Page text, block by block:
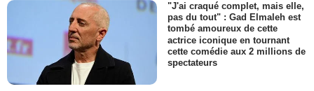
"J'ai craqué complet, mais elle,
pas du tout" : Gad Elmaleh est
tombé amoureux de cette
actrice iconique en tournant
cette comédie aux 2 millions de
spectateurs